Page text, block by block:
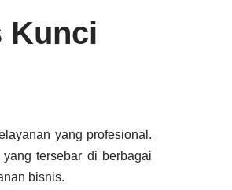
Kunci
yang profesional.
tersebar di berbagai
bisnis.